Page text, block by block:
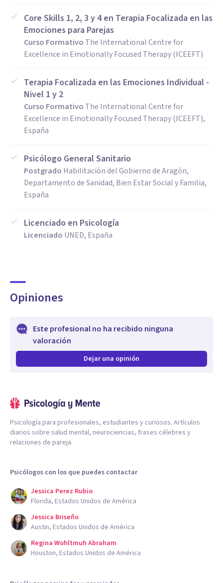
Core Skills 1, 2, 3 y 4 en Terapia Focalizada en las
Emociones para Parejas
Curso Formativo The International Centre for
Excellence in Emotionally Focused Therapy (ICEEFT)
Terapia Focalizada en las Emociones Individual -
Nivel 1 y 2
Curso Formativo The International Centre for
Excellence in Emotionally Focused Therapy (ICEEFT),
España
Psicólogo General Sanitario
Postgrado Habilitación del Gobierno de Aragón,
Departamento de Sanidad, Bien Estar Social y Familia,
España
Licenciado en Psicología
Licenciado UNED, España
Opiniones
Este profesional no ha recibido ninguna
valoración
Dejar una opinión
Psicología para profesionales, estudiantes y curiosos. Artículos
diarios sobre salud mental, neurociencias, frases célebres y
relaciones de pareja.
Psicólogos con los que puedes contactar
Jessica Perez Rubio
Florida, Estados Unidos de América
Jessica Briseño
Austin, Estados Unidos de América
Regina Wohltmuh Abraham
Houston, Estados Unidos de América